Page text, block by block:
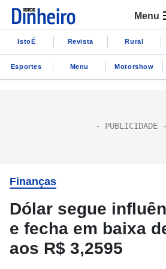
Menu
IstoÉ Revista Rural
Esportes Menu Motorshow
Finanças
Dólar segue
e fecha em baixa
aos R$ 3,2595